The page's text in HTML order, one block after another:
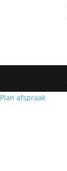
Plan afspraak